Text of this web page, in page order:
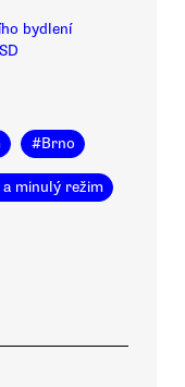
bydlení
#Brno
minulý režim